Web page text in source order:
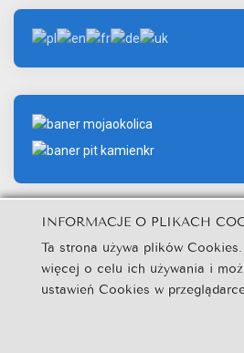
© Urząd Miejski w
INFORMACJE O PLIKACH
Ta strona używa plików
więcej o celu ich używania i
ustawień Cookies w